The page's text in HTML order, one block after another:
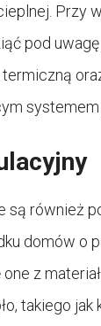
Przy
pod
są również
domów o
z
takiego jak